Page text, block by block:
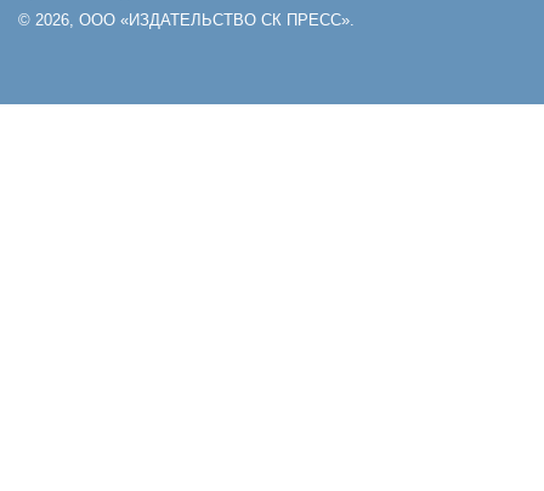
© 2026, ООО «ИЗДАТЕЛЬСТВО СК ПРЕСС».